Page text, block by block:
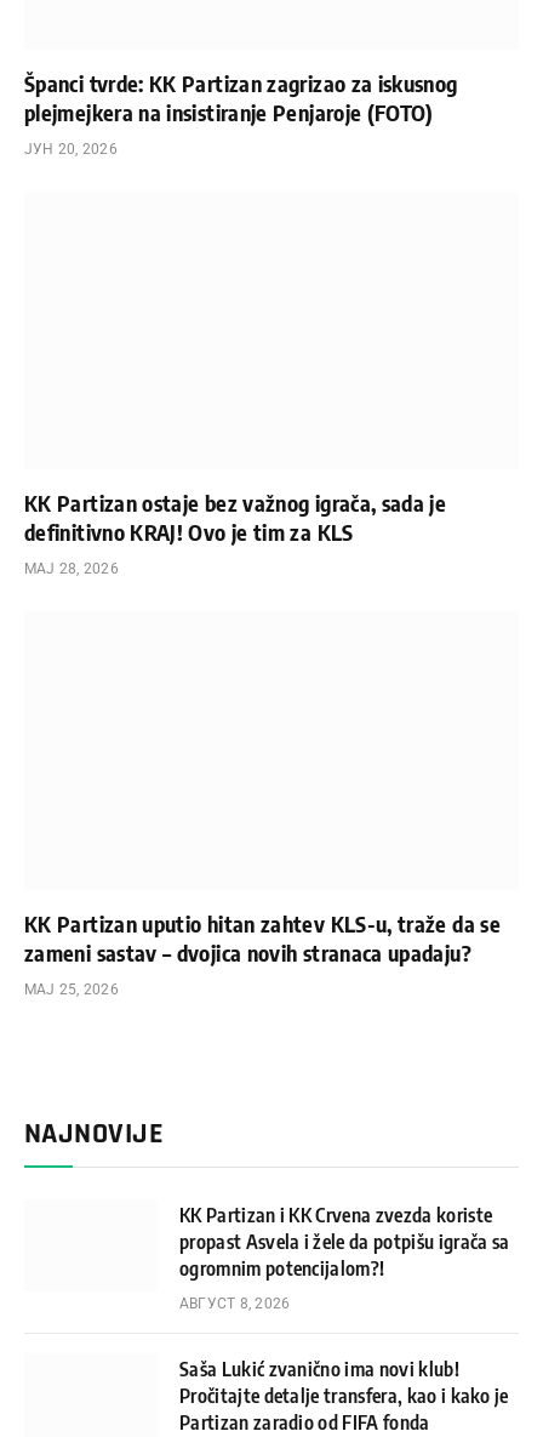
Španci tvrde: KK Partizan zagrizao za iskusnog
plejmejkera na insistiranje Penjaroje (FOTO)
ЈУН 20, 2026
KK Partizan ostaje bez važnog igrača, sada je
definitivno KRAJ! Ovo je tim za KLS
МАЈ 28, 2026
KK Partizan uputio hitan zahtev KLS-u, traže da se
zameni sastav – dvojica novih stranaca upadaju?
МАЈ 25, 2026
NAJNOVIJE
KK Partizan i KK Crvena zvezda koriste
propast Asvela i žele da potpišu igrača sa
ogromnim potencijalom?!
АВГУСТ 8, 2026
Saša Lukić zvanično ima novi klub!
Pročitajte detalje transfera, kao i kako je
Partizan zaradio od FIFA fonda